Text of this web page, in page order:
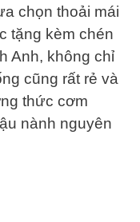
chọn thoải mái
tặng kèm chén
Anh, không chỉ
cũng rất rẻ và
thức cơm
nành nguyên